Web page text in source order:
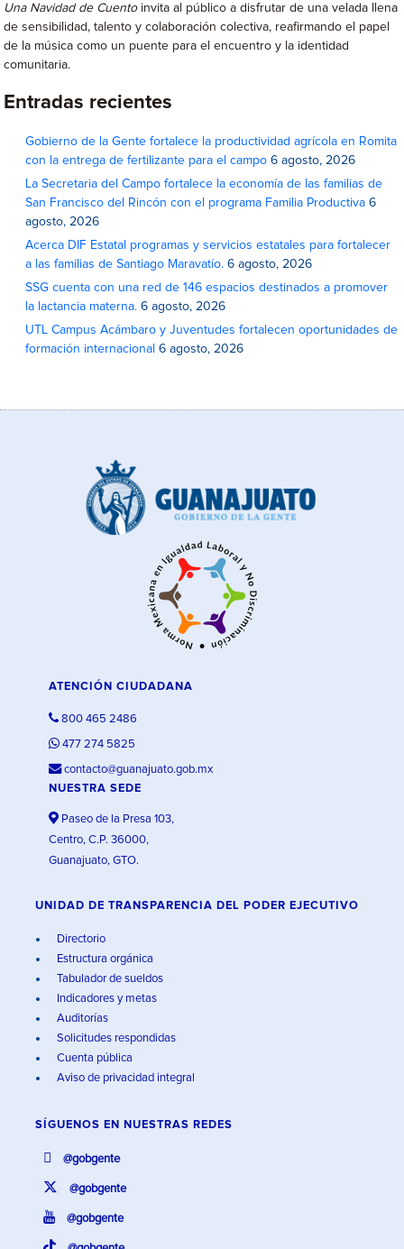
Una Navidad de Cuentoinvita al público a disfrutar de una velada llena
de sensibilidad, talento y colaboración colectiva, reafirmando el papel
de la música como un puente para el encuentro y la identidad
comunitaria.
Entradas recientes
Gobierno de la Gente fortalece la productividad agrícola en Romita
con la entrega de fertilizante para el campo 6 agosto, 2026
La Secretaria del Campo fortalece la economía de las familias de
San Francisco del Rincón con el programa Familia Productiva 6
agosto, 2026
Acerca DIF Estatal programas y servicios estatales para fortalecer
a las familias de Santiago Maravatío. 6 agosto, 2026
SSG cuenta con una red de 146 espacios destinados a promover
la lactancia materna. 6 agosto, 2026
UTL Campus Acámbaro y Juventudes fortalecen oportunidades de
formación internacional 6 agosto, 2026
ATENCIÓN CIUDADANA
800 465 2486
477 274 5825
contacto@guanajuato.gob.mx
NUESTRA SEDE
Paseo de la Presa 103,
Centro, C.P. 36000,
Guanajuato, GTO.
UNIDAD DE TRANSPARENCIA DEL PODER EJECUTIVO
Directorio
Estructura orgánica
Tabulador de sueldos
Indicadores y metas
Auditorías
Solicitudes respondidas
Cuenta pública
Aviso de privacidad integral
SÍGUENOS EN NUESTRAS REDES
@gobgente
@gobgente
@gobgente